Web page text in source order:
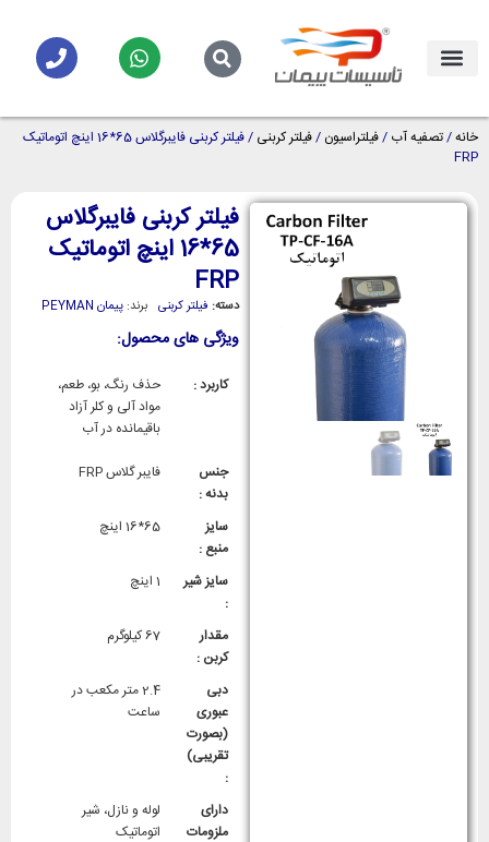
خانه/تصفیه آب /فیلتراسیون /فیلتر کربنی
/ فیلتر کربنی فایبرگلاس 65*16 اینچ اتوماتیک
FRP
فیلتر کربنی فایبرگلاس
65*16 اینچ اتوماتیک
FRP
دسته: فیلتر کربنی برند: پیمان PEYMAN
ویژگی های محصول:
کاربرد :
حذف رنگ، بو، طعم،
مواد آلی و کلر آزاد
باقیمانده در آب
جنس
بدنه :
فایبر گلاس FRP
سایز
منبع :
65*16 اینچ
سایز شیر
:
1 اینچ
مقدار
کربن :
67 کیلوگرم
دبی
عبوری
(بصورت
تقریبی)
:
2.4 متر مکعب در
ساعت
دارای
ملزومات
لوله و نازل، شیر
اتوماتیک